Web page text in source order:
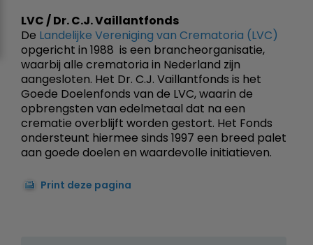
LVC / Dr. C.J. Vaillantfonds
De Landelijke Vereniging van Crematoria (LVC)
opgericht in 1988  is een brancheorganisatie,
waarbij alle crematoria in Nederland zijn
aangesloten. Het Dr. C.J. Vaillantfonds is het
Goede Doelenfonds van de LVC, waarin de
opbrengsten van edelmetaal dat na een
crematie overblijft worden gestort. Het Fonds
ondersteunt hiermee sinds 1997 een breed palet
aan goede doelen en waardevolle initiatieven.
Print deze pagina